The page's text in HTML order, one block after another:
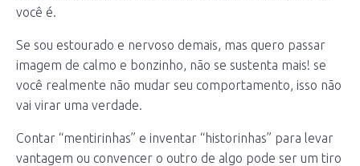
você é.
Se sou estourado e nervoso demais, mas quero passar
imagem de calmo e bonzinho, não se sustenta mais! se
você realmente não mudar seu comportamento, isso não
vai virar uma verdade.
Contar “mentirinhas” e inventar “historinhas” para levar
vantagem ou convencer o outro de algo pode ser um tiro